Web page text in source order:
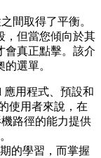
間取得了平衡。
，但當您傾向於其
會真正點擊。該介
選單。
應用程式、預設和
使用者來說，在
機路徑的能力提供
的學習，而掌握